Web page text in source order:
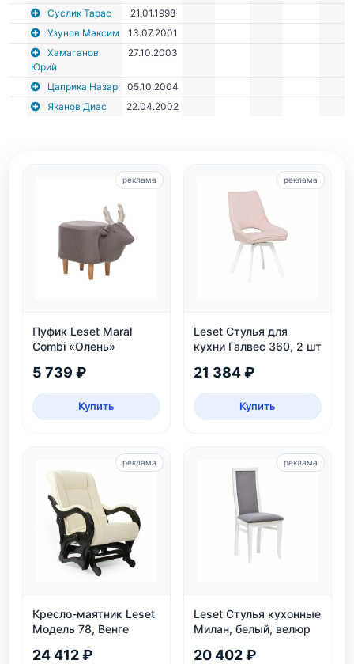
Суслик Тарас
21.01.1998
Узунов Максим
13.07.2001
Хамаганов
Юрий
27.10.2003
Цаприка Назар
05.10.2004
Яканов Диас
22.04.2002
Пуфик Leset Maral
Combi «Олень»
5 739 ₽
Купить
реклама
Leset Стулья для
кухни Галвес 360, 2 шт
21 384 ₽
Купить
реклама
Кресло-маятник Leset
Модель 78, Венге
24 412 ₽
реклама
Leset Стулья кухонные
Милан, белый, велюр
20 402 ₽
реклама